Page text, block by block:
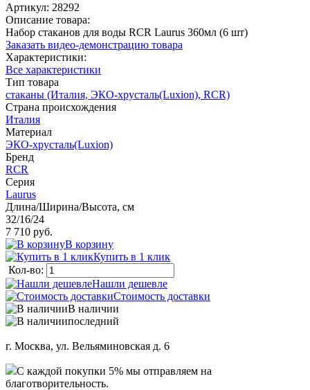
Артикул: 28292
Описание товара:
Набор стаканов для воды RCR Laurus 360мл (6 шт)
Заказать видео-демонстрацию товара
Характеристики:
Все характеристики
Тип товара
стаканы (Италия, ЭКО-хрусталь(Luxion), RCR)
Страна происхождения
Италия
Материал
ЭКО-хрусталь(Luxion)
Бренд
RCR
Серия
Laurus
Длина/Ширина/Высота, см
32/16/24
7 710 руб.
В корзину
Купить в 1 клик
Кол-во:
Нашли дешевле
Стоимость доставки
В наличии
последний
г. Москва, ул. Вельяминовская д. 6
C каждой покупки 5% мы отправляем на
благотворительность.